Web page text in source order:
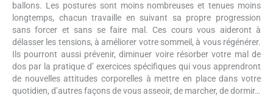
ballons. Les postures sont moins nombreuses et tenues moins
longtemps, chacun travaille en suivant sa propre progression
sans forcer et sans se faire mal. Ces cours vous aideront à
délasser les tensions, à améliorer votre sommeil, à vous régénérer.
Ils pourront aussi prévenir, diminuer voire résorber votre mal de
dos par la pratique d’ exercices spécifiques qui vous apprendront
de nouvelles attitudes corporelles à mettre en place dans votre
quotidien, d’autres façons de vous asseoir, de marcher, de dormir…